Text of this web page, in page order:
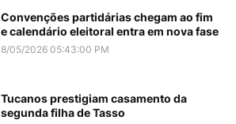
Convenções partidárias chegam ao fim
e calendário eleitoral entra em nova fase
8/05/2026 05:43:00 PM
Tucanos prestigiam casamento da
segunda filha de Tasso